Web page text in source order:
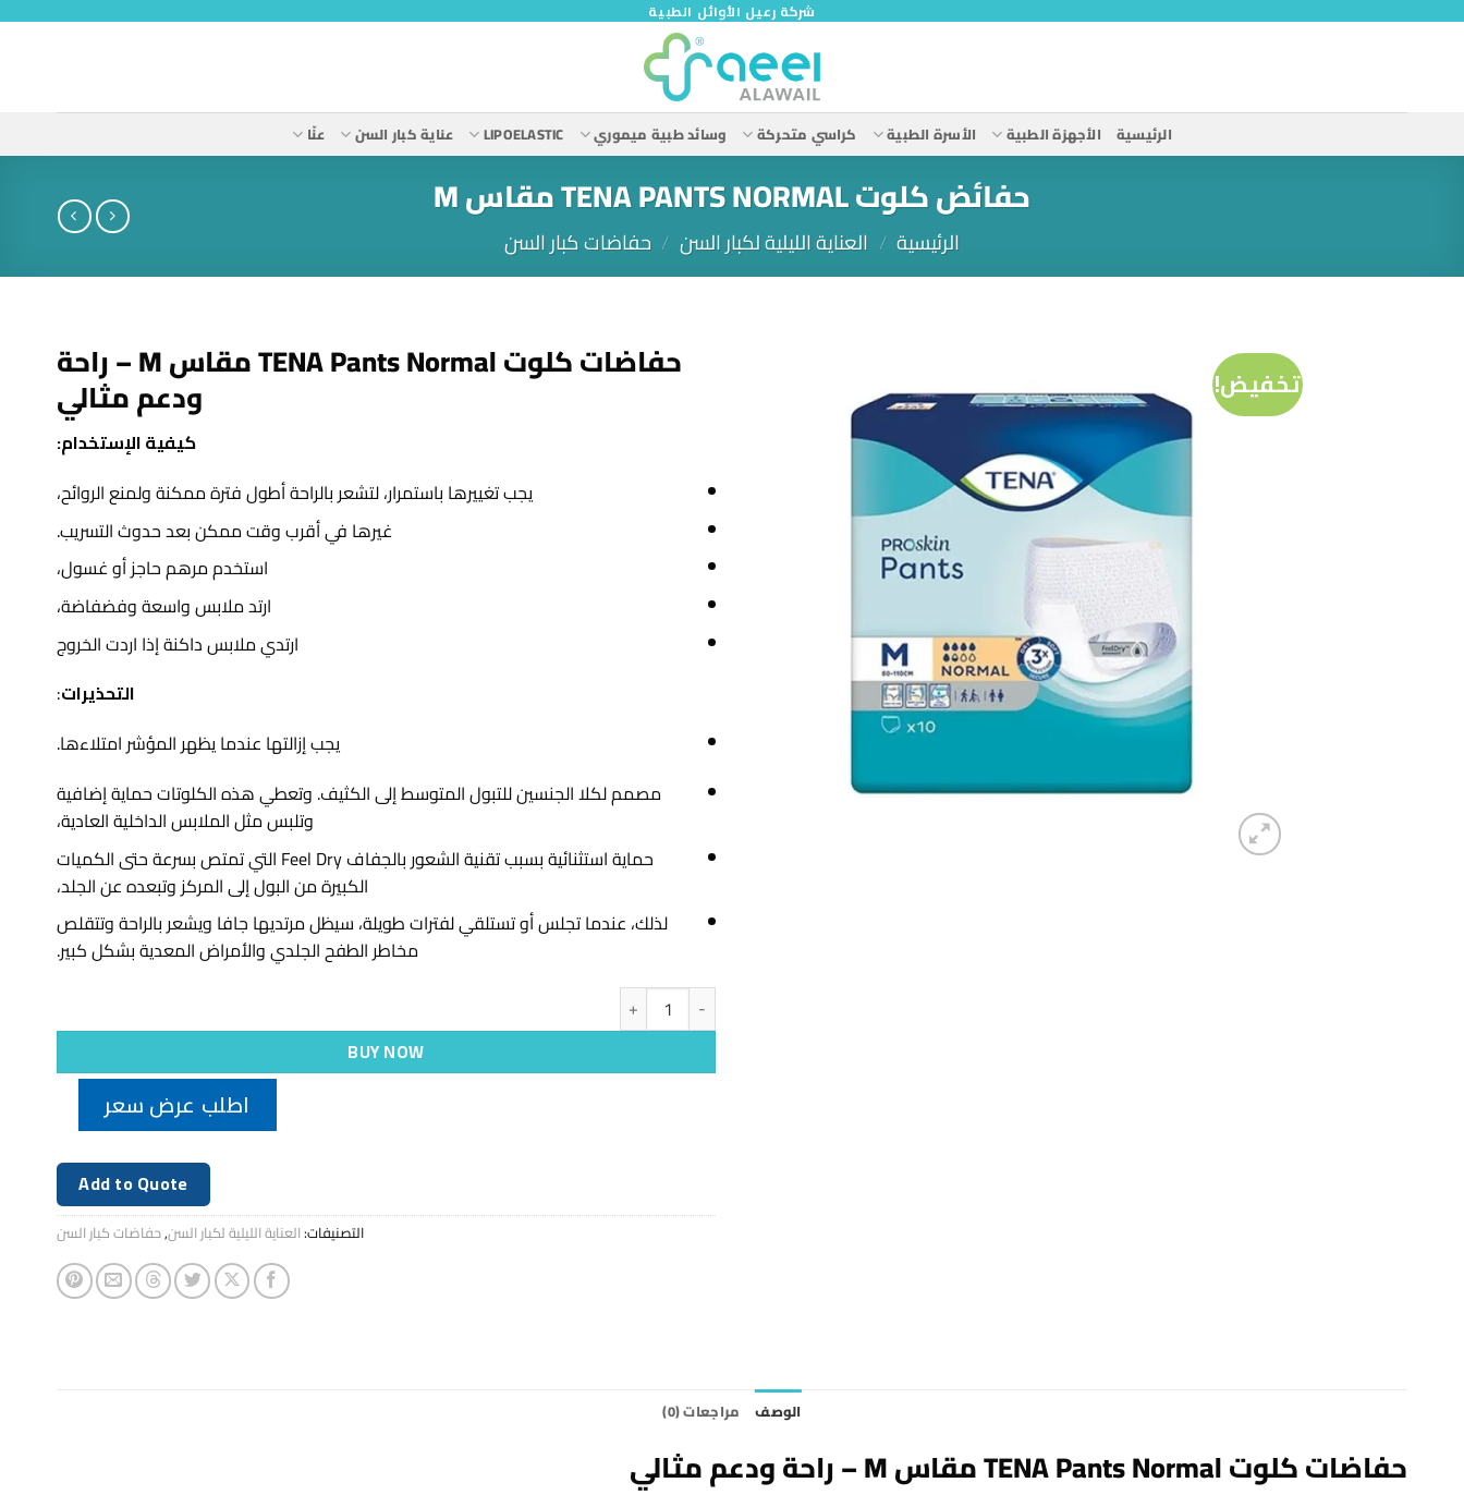
شركة رعيل الأوائل الطبية
الرئيسية الأجهزة الطبية الأسرة الطبية كراسي متحركة وسائد طبية ميموري LIPOELASTIC عناية كبار السن عنّا
حفائض كلوت TENA PANTS NORMAL مقاس M
الرئيسية / العناية الليلية لكبار السن / حفاضات كبار السن
تخفيض! حفاضات كلوت TENA Pants Normal مقاس M – راحة
ودعم مثالي
كيفية الإستخدام:
يجب تغييرها باستمرار، لتشعر بالراحة أطول فترة ممكنة ولمنع الروائح،
غيرها في أقرب وقت ممكن بعد حدوث التسريب.
استخدم مرهم حاجز أو غسول،
ارتد ملابس واسعة وفضفاضة،
ارتدي ملابس داكنة إذا اردت الخروج
التحذيرات:
يجب إزالتها عندما يظهر المؤشر امتلاءها.
مصمم لكلا الجنسين للتبول المتوسط إلى الكثيف. وتعطي هذه الكلوتات حماية إضافية
وتلبس مثل الملابس الداخلية العادية،
حماية استثنائية بسبب تقنية الشعور بالجفاف Feel Dry التي تمتص بسرعة حتى الكميات
الكبيرة من البول إلى المركز وتبعده عن الجلد،
لذلك، عندما تجلس أو تستلقي لفترات طويلة، سيظل مرتديها جافا ويشعر بالراحة وتتقلص
مخاطر الطفح الجلدي والأمراض المعدية بشكل كبير.
كمية حفائض كلوت TENA PANTS NORMAL مقاس M
BUY NOW
اطلب عرض سعر
Add to Quote
التصنيفات:العناية الليلية لكبار السن,حفاضات كبار السن
الوصف مراجعات (0)
حفاضات كلوت TENA Pants Normal مقاس M – راحة ودعم مثالي